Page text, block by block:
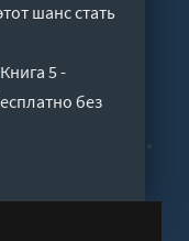
шанс стать
5 -
без